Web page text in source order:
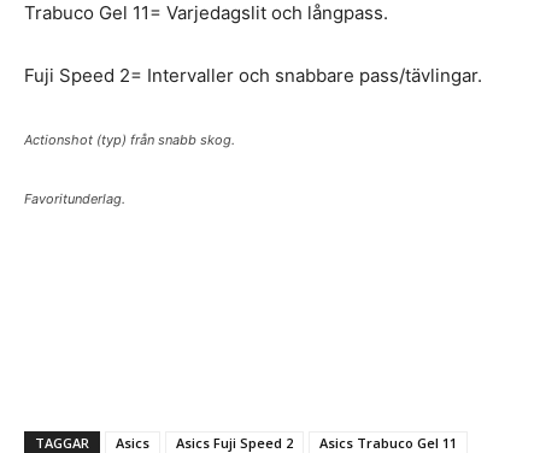
Trabuco Gel 11= Varjedagslit och långpass.
Fuji Speed 2= Intervaller och snabbare pass/tävlingar.
Actionshot (typ) från snabb skog.
Favoritunderlag.
TAGGAR Asics Asics Fuji Speed 2
Asics Trabuco Gel 11